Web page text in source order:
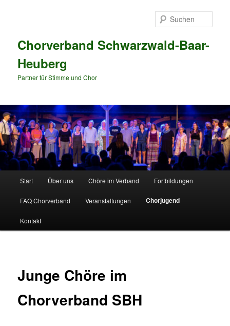
Chorverband Schwarzwald-Baar-
Heuberg
Partner für Stimme und Chor
Start Über uns Chöre im Verband Fortbildungen
FAQ Chorverband Veranstaltungen Chorjugend
Kontakt
Junge Chöre im
Chorverband SBH